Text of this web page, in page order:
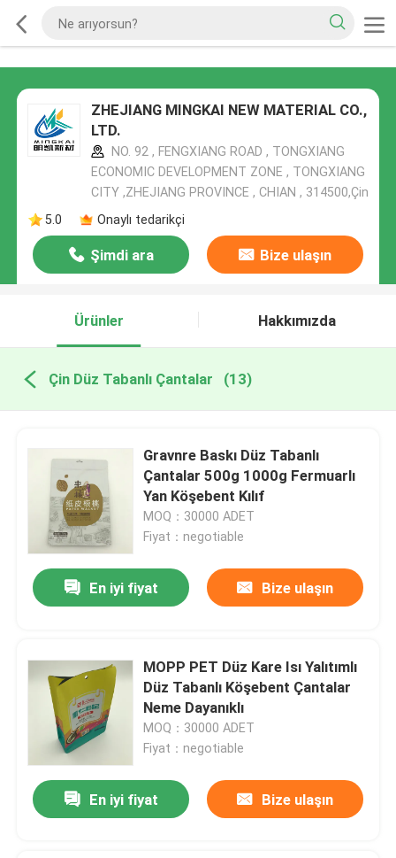
ZHEJIANG MINGKAI NEW MATERIAL CO.,
LTD.
NO. 92 , FENGXIANG ROAD , TONGXIANG
ECONOMIC DEVELOPMENT ZONE , TONGXIANG
CITY ,ZHEJIANG PROVINCE , CHIAN , 314500,Çin
5.0
Onaylı tedarikçi
Şimdi ara Bize ulaşın
Ürünler Hakkımızda
Çin Düz Tabanlı Çantalar (13)
Gravnre Baskı Düz ​​Tabanlı
Çantalar 500g 1000g Fermuarlı
Yan Köşebent Kılıf
MOQ：30000 ADET
Fiyat：negotiable
En iyi fiyat Bize ulaşın
MOPP PET Düz Kare Isı Yalıtımlı
Düz ​​Tabanlı Köşebent Çantalar
Neme Dayanıklı
MOQ：30000 ADET
Fiyat：negotiable
En iyi fiyat Bize ulaşın